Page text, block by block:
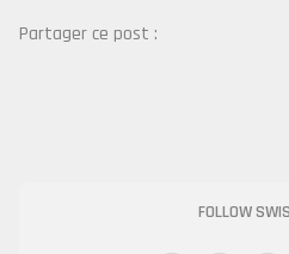
Partager ce post :
FOLLOW